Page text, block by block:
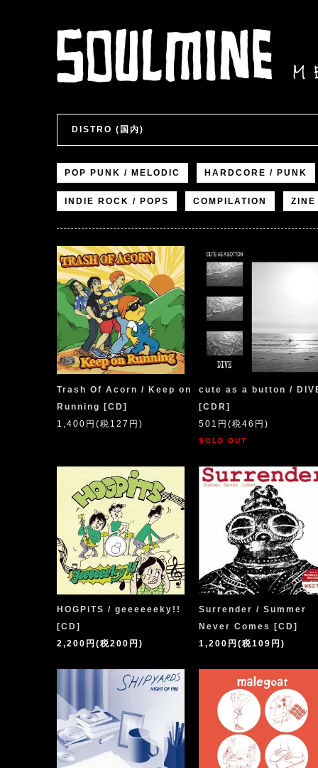
DISTRO (国内)
POP PUNK / MELODIC HARDCORE / PUNK
INDIE ROCK / POPS COMPILATION
Trash Of Acorn / Keep on
Running [CD]
1,400円(税127円)
cute as a button /
[CDR]
501円(税46円)
SOLD OUT
HOGPiTS / geeeeeeky!!
[CD]
2,200円(税200円)
Surrender / Summer
Never Comes [CD]
1,200円(税109円)